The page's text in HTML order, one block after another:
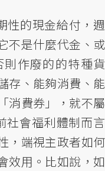
性的現金給付，週
不是什麼代金、或
作廢的的特種貨
、能夠消費、能
消費券」，就不屬
社會福利體制而言
，端視主政者如何
效用。比如說，如